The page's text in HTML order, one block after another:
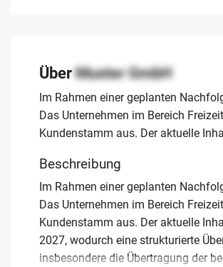
ÜberMuster GmbH
Im Rahmen einer geplanten
Das Unternehmen im Bereich
Kundenstamm aus. Der aktuelle
Beschreibung
Im Rahmen einer geplanten
Das Unternehmen im Bereich
Kundenstamm aus. Der aktuelle
2027, wodurch eine strukturierte
insbesondere die Übertragung der